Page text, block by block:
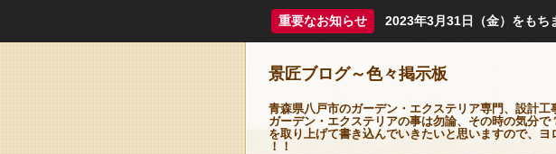
重要なお知らせ 2023年3月31日（金）をもち
景匠ブログ～色々掲示板
青森県八戸市のガーデン・エクステリア専門、設計工
ガーデン・エクステリアの事は勿論、その時の気分で
を取り上げて書き込んでいきたいと思いますので、ヨ
！！